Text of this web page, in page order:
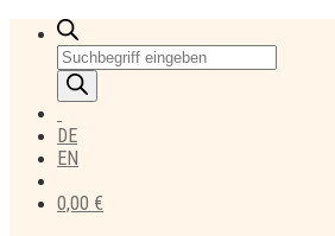
Products
search
DE
EN
0,00 €